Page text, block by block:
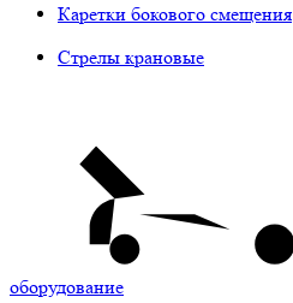
Каретки бокового смещения
Стрелы крановые
оборудование